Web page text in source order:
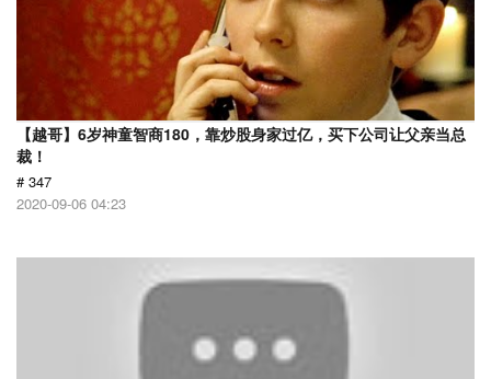
【越哥】6岁神童智商180，靠炒股身家过亿，买下公司让父亲当总
裁！
# 347
2020-09-06 04:23